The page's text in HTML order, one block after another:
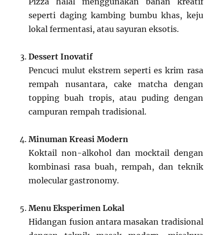
seperti daging kambing bumbu khas, keju
lokal fermentasi, atau sayuran eksotis.
Dessert Inovatif
Pencuci mulut ekstrem seperti es krim rasa
rempah nusantara, cake matcha dengan
topping buah tropis, atau puding dengan
campuran rempah tradisional.
Minuman Kreasi Modern
Koktail non-alkohol dan mocktail dengan
kombinasi rasa buah, rempah, dan teknik
molecular gastronomy.
Menu Eksperimen Lokal
Hidangan fusion antara masakan tradisional